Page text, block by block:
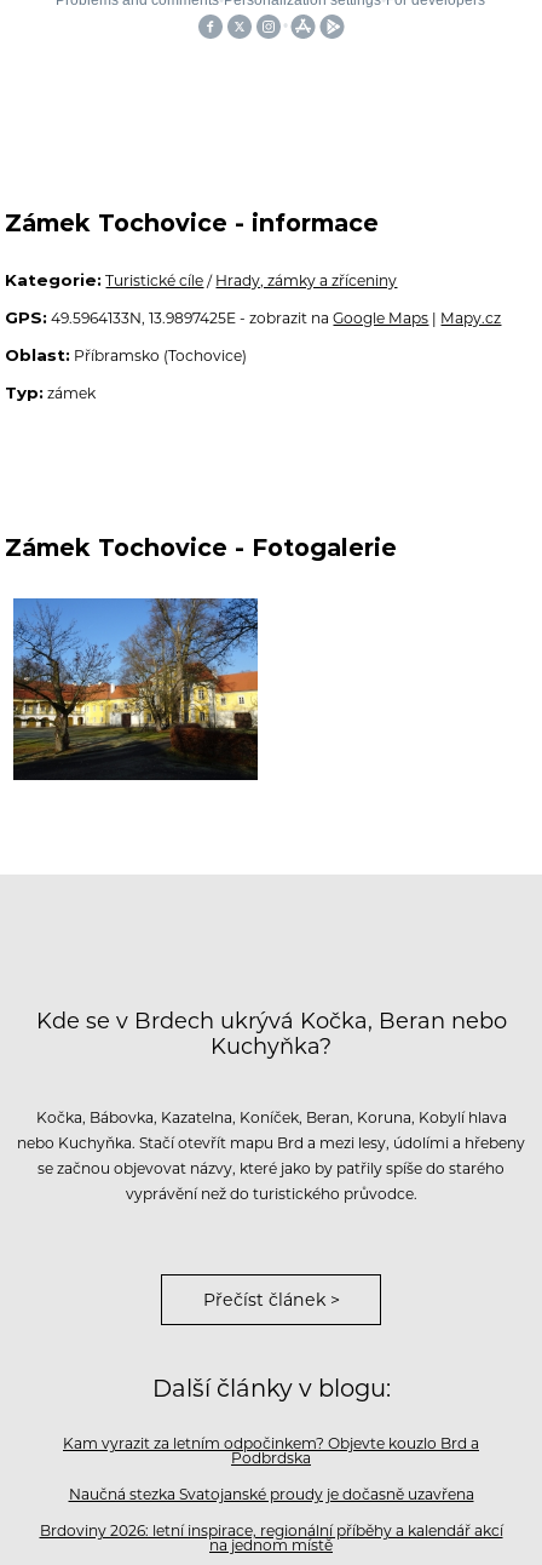
Zámek Tochovice - informace
Kategorie: Turistické cíle / Hrady, zámky a zříceniny
GPS: 49.5964133N, 13.9897425E - zobrazit naGoogle Maps | Mapy.cz
Oblast: Příbramsko (Tochovice)
Typ: zámek
Zámek Tochovice - Fotogalerie
Kde se v Brdech ukrývá Kočka, Beran nebo
Kuchyňka?
Kočka, Bábovka, Kazatelna, Koníček, Beran, Koruna, Kobylí hlava
nebo Kuchyňka. Stačí otevřít mapu Brd a mezi lesy, údolími a hřebeny
se začnou objevovat názvy, které jako by patřily spíše do starého
vyprávění než do turistického průvodce.
Přečíst článek >
Další články v blogu:
Kam vyrazit za letním odpočinkem? Objevte kouzlo Brd a
Podbrdska
Naučná stezka Svatojanské proudy je dočasně uzavřena
Brdoviny 2026: letní inspirace, regionální příběhy a kalendář akcí
na jednom místě